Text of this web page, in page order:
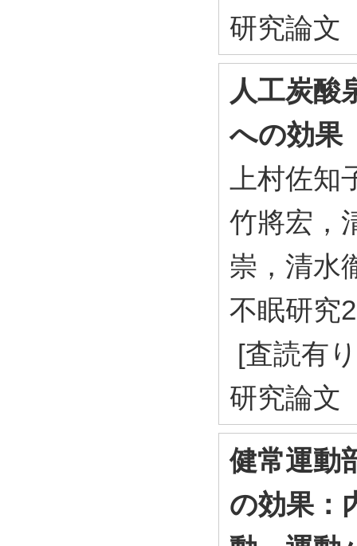
研究論文
人工炭酸
への効果
上村佐
竹將宏，
崇，清水
不眠研
[査読有
研究論文
健常運動
の効果：